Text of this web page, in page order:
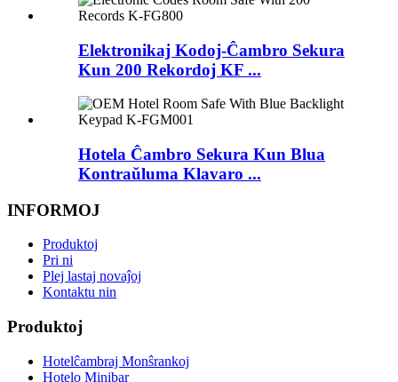
Elektronikaj Kodoj-Ĉambro Sekura
Kun 200 Rekordoj KF ...
Hotela Ĉambro Sekura Kun Blua
Kontraŭluma Klavaro ...
INFORMOJ
Produktoj
Pri ni
Plej lastaj novaĵoj
Kontaktu nin
Produktoj
Hotelĉambraj Monŝrankoj
Hotelo Minibar